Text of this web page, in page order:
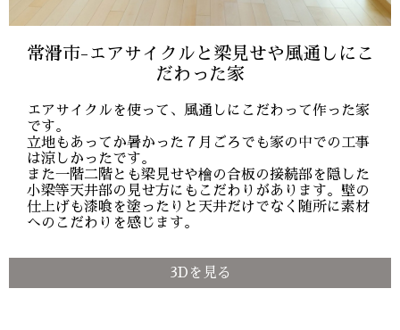
常滑市-エアサイクルと梁見せや風通しにこ
だわった家
エアサイクルを使って、風通しにこだわって作った家
です。
立地もあってか暑かった７月ごろでも家の中での工事
は涼しかったです。
また一階二階とも梁見せや檜の合板の接続部を隠した
小梁等天井部の見せ方にもこだわりがあります。壁の
仕上げも漆喰を塗ったりと天井だけでなく随所に素材
へのこだわりを感じます。
3Dを見る